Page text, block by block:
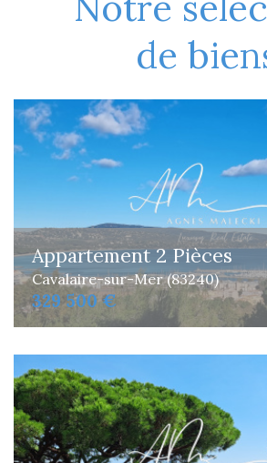
de
Appartement 2 Pièces
Cavalaire-sur-Mer (83240)
329 500 €